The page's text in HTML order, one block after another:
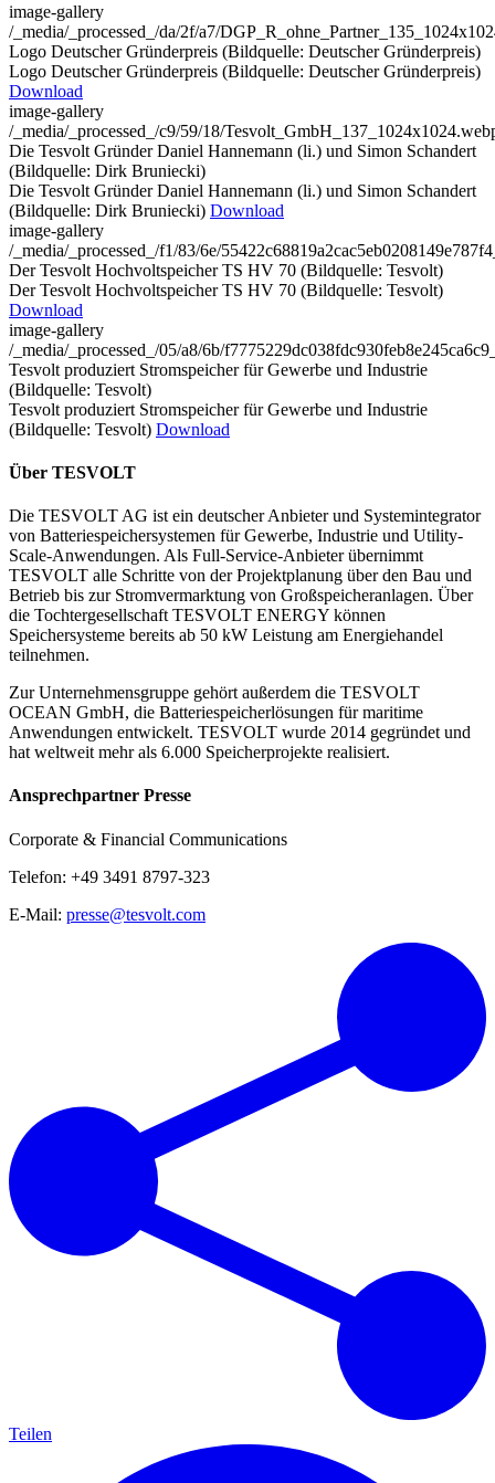
image-gallery
/_media/_processed_/da/2f/a7/
Logo Deutscher Gründerpreis (Bildquelle: Deutscher Gründerpreis)
Logo Deutscher Gründerpreis (Bildquelle: Deutscher Gründerpreis)
Download
image-gallery
/_media/_processed_/c9/59/18/
Die Tesvolt Gründer Daniel Hannemann (li.) und Simon Schandert
(Bildquelle: Dirk Bruniecki)
Die Tesvolt Gründer Daniel Hannemann (li.) und Simon Schandert
(Bildquelle: Dirk Bruniecki) Download
image-gallery
/_media/_processed_/f1/83/6e/
Der Tesvolt Hochvoltspeicher TS HV 70 (Bildquelle: Tesvolt)
Der Tesvolt Hochvoltspeicher TS HV 70 (Bildquelle: Tesvolt)
Download
image-gallery
/_media/_processed_/05/a8/6b/
Tesvolt produziert Stromspeicher für Gewerbe und Industrie
(Bildquelle: Tesvolt)
Tesvolt produziert Stromspeicher für Gewerbe und Industrie
(Bildquelle: Tesvolt) Download
Über TESVOLT
Die TESVOLT AG ist ein deutscher Anbieter und Systemintegrator
von Batteriespeichersystemen für Gewerbe, Industrie und Utility-
Scale-Anwendungen. Als Full-Service-Anbieter übernimmt
TESVOLT alle Schritte von der Projektplanung über den Bau und
Betrieb bis zur Stromvermarktung von Großspeicheranlagen. Über
die Tochtergesellschaft TESVOLT ENERGY können
Speichersysteme bereits ab 50 kW Leistung am Energiehandel
teilnehmen.
Zur Unternehmensgruppe gehört außerdem die TESVOLT
OCEAN GmbH, die Batteriespeicherlösungen für maritime
Anwendungen entwickelt. TESVOLT wurde 2014 gegründet und
hat weltweit mehr als 6.000 Speicherprojekte realisiert.
Ansprechpartner Presse
Corporate & Financial Communications
Telefon: +49 3491 8797-323
E-Mail: presse@tesvolt.com
Teilen